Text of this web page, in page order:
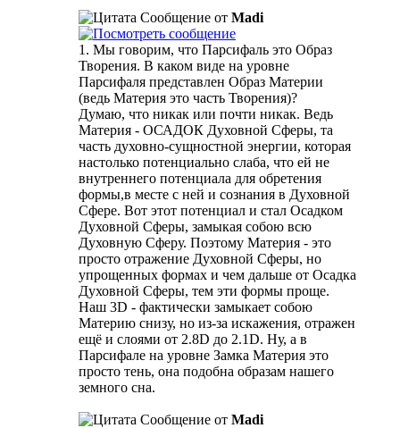
Сообщение от Madi
1. Мы говорим, что Парсифаль это Образ
Творения. В каком виде на уровне
Парсифаля представлен Образ Материи
(ведь Материя это часть Творения)?
Думаю, что никак или почти никак. Ведь
Материя - ОСАДОК Духовной Сферы, та
часть духовно-сущностной энергии, которая
настолько потенциально слаба, что ей не
внутреннего потенциала для обретения
формы,в месте с ней и сознания в Духовной
Сфере. Вот этот потенциал и стал Осадком
Духовной Сферы, замыкая собою всю
Духовную Сферу. Поэтому Материя - это
просто отражение Духовной Сферы, но
упрощенных формах и чем дальше от Осадка
Духовной Сферы, тем эти формы проще.
Наш 3D - фактически замыкает собою
Материю снизу, но из-за искажения, отражен
ещё и слоями от 2.8D до 2.1D. Ну, а в
Парсифале на уровне Замка Материя это
просто тень, она подобна образам нашего
земного сна.
Сообщение от Madi